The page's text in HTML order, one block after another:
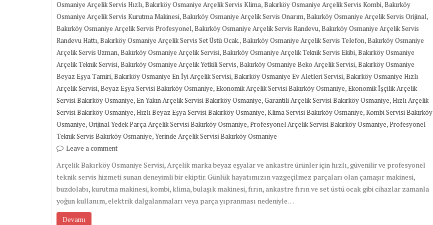
Osmaniye Arçelik Servis Hızlı,Bakırköy Osmaniye Arçelik Servis Klima,Bakırköy Osmaniye Arçelik Servis Kombi,Bakırköy
Osmaniye Arçelik Servis Kurutma Makinesi,Bakırköy Osmaniye Arçelik Servis Onarım,Bakırköy Osmaniye Arçelik Servis Orijinal,
Bakırköy Osmaniye Arçelik Servis Profesyonel,Bakırköy Osmaniye Arçelik Servis Randevu,Bakırköy Osmaniye Arçelik Servis
Randevu Hattı,Bakırköy Osmaniye Arçelik Servis Set Üstü Ocak.,Bakırköy Osmaniye Arçelik Servis Telefon,Bakırköy Osmaniye
Arçelik Servis Uzman,Bakırköy Osmaniye Arçelik Servisi,Bakırköy Osmaniye Arçelik Teknik Servis Ekibi,Bakırköy Osmaniye
Arçelik Teknik Servisi,Bakırköy Osmaniye Arçelik Yetkili Servis,Bakırköy Osmaniye Beko Arçelik Servisi,Bakırköy Osmaniye
Beyaz Eşya Tamiri,Bakırköy Osmaniye En İyi Arçelik Servisi,Bakırköy Osmaniye Ev Aletleri Servisi,Bakırköy Osmaniye Hızlı
Arçelik Servisi,Beyaz Eşya Servisi Bakırköy Osmaniye,Ekonomik Arçelik Servisi Bakırköy Osmaniye,Ekonomik İşçilik Arçelik
Servisi Bakırköy Osmaniye,En Yakın Arçelik Servisi Bakırköy Osmaniye,Garantili Arçelik Servisi Bakırköy Osmaniye,Hızlı Arçelik
Servisi Bakırköy Osmaniye,Hızlı Beyaz Eşya Servisi Bakırköy Osmaniye,Klima Servisi Bakırköy Osmaniye,Kombi Servisi Bakırköy
Osmaniye,Orijinal Yedek Parça Arçelik Servisi Bakırköy Osmaniye,Profesyonel Arçelik Servisi Bakırköy Osmaniye,Profesyonel
Teknik Servis Bakırköy Osmaniye,Yerinde Arçelik Servisi Bakırköy Osmaniye
Leave a comment
Arçelik Bakırköy Osmaniye Servisi, Arçelik marka beyaz eşyalar ve ankastre ürünler için hızlı, güvenilir ve profesyonel
teknik servis hizmeti sunan deneyimli bir ekiptir. Günlük hayatımızın vazgeçilmez parçaları olan çamaşır makinesi,
buzdolabı, kurutma makinesi, kombi, klima, bulaşık makinesi, fırın, ankastre fırın ve set üstü ocak gibi cihazlar zamanla
yoğun kullanım, elektrik dalgalanmaları veya parça yıpranması nedeniyle…
Devamı